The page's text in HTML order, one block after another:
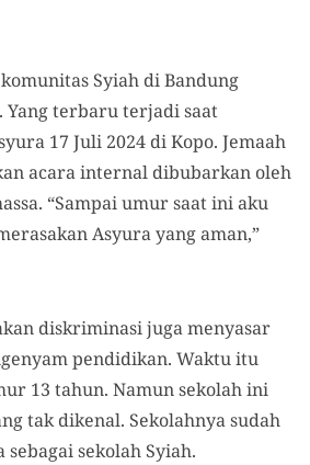
Syiah di Bandung
Yang terbaru terjadi saat
17 Juli 2024 di Kopo. Jemaah
acara internal dibubarkan oleh
“Sampai umur saat ini aku
Asyura yang aman,”
diskriminasi juga menyasar
pendidikan. Waktu itu
13 tahun. Namun sekolah ini
tak dikenal. Sekolahnya sudah
sekolah Syiah.